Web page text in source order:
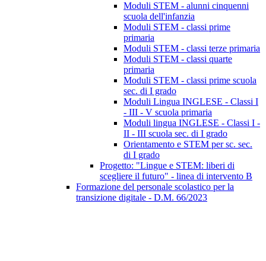
Moduli STEM - alunni cinquenni
scuola dell'infanzia
Moduli STEM - classi prime
primaria
Moduli STEM - classi terze primaria
Moduli STEM - classi quarte
primaria
Moduli STEM - classi prime scuola
sec. di I grado
Moduli Lingua INGLESE - Classi I
- III - V scuola primaria
Moduli lingua INGLESE - Classi I -
II - III scuola sec. di I grado
Orientamento e STEM per sc. sec.
di I grado
Progetto: "Lingue e STEM: liberi di
scegliere il futuro" - linea di intervento B
Formazione del personale scolastico per la
transizione digitale - D.M. 66/2023